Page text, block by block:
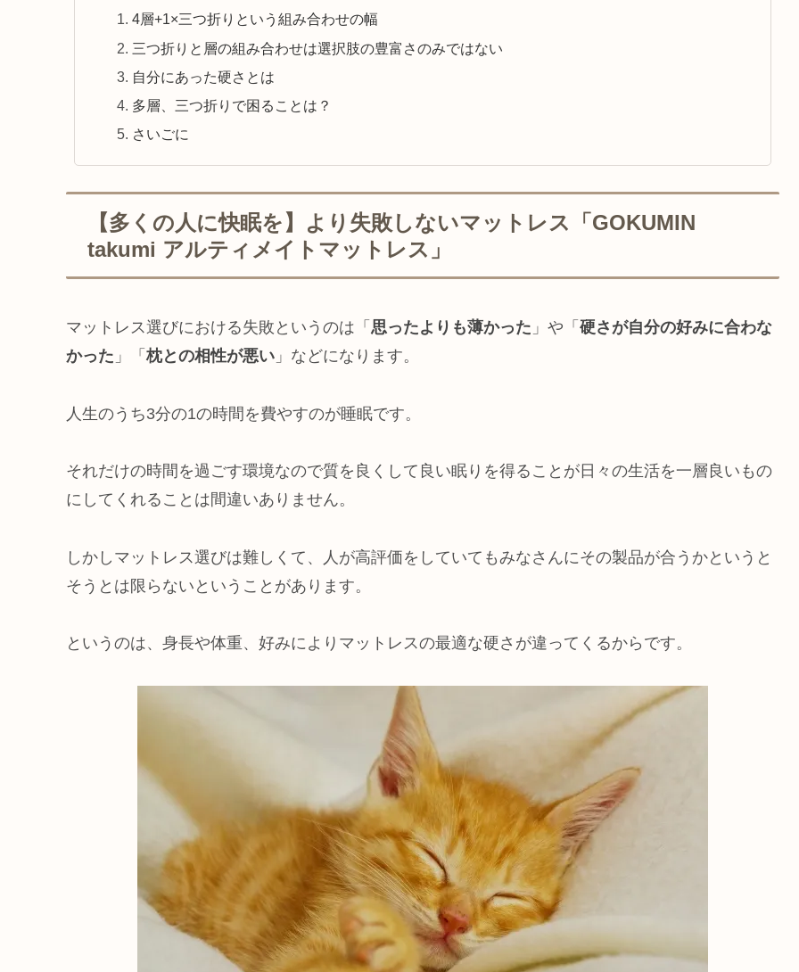
4層+1×三つ折りという組み合わせの幅
三つ折りと層の組み合わせは選択肢の豊富さのみではない
自分にあった硬さとは
多層、三つ折りで困ることは？
さいごに
【多くの人に快眠を】より失敗しないマットレス「GOKUMIN
takumi アルティメイトマットレス」
マットレス選びにおける失敗というのは「 思ったよりも薄かった 」や「 硬さが自分の好みに合わな
かった 」「 枕との相性が悪い 」などになります。
人生のうち3分の1の時間を費やすのが睡眠です。
それだけの時間を過ごす環境なので質を良くして良い眠りを得ることが日々の生活を一層良いもの
にしてくれることは間違いありません。
しかしマットレス選びは難しくて、人が高評価をしていてもみなさんにその製品が合うかというと
そうとは限らないということがあります。
というのは、身長や体重、好みによりマットレスの最適な硬さが違ってくるからです。